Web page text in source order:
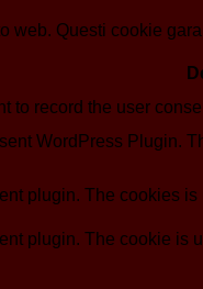
Questi cookie
to record the user
WordPress Plugin.
plugin. The cookies
plugin. The cookie is